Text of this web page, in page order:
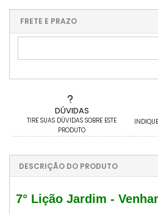
DÚVIDAS
TIRE SUAS DÚVIDAS SOBRE ESTE
PRODUTO
...
FRETE E PRAZO
DESCRIÇÃO DO PRODUTO
7° Lição Jardim -